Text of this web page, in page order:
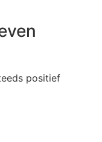
positief